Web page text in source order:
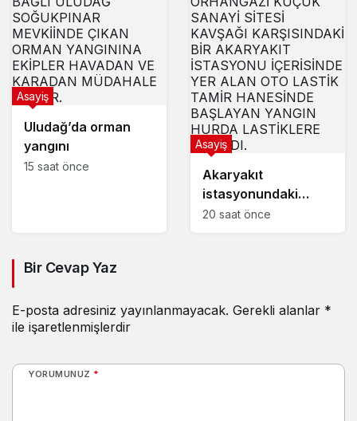
Uludağ’da orman
yangını
Asayiş
15 saat önce
Akaryakıt
istasyonundaki
lastik tamirhanesi
Asayiş
20 saat önce
Bir Cevap Yaz
E-posta adresiniz yayınlanmayacak. Gerekli alanlar *
ile işaretlenmişlerdir
YORUMUNUZ *